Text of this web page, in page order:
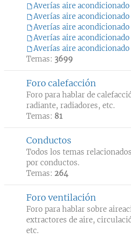
Averías aire
Averías aire
Averías aire acondicionado
Averías aire
Averías aire
Temas: 3699
Foro calefacción
Foro para hablar de
radiante, radiadores, etc.
Temas: 81
Conductos
Todos los temas
por conductos.
Temas: 264
Foro ventilación
Foro para hablar sobre
extractores de aire,
etc.